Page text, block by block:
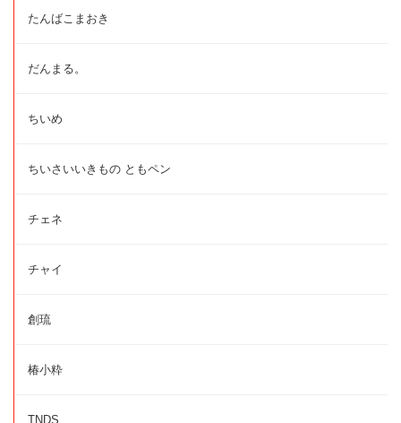
たんばこまおき
だんまる。
ちいめ
ちいさいいきもの ともペン
チェネ
チャイ
創琉
椿小粋
TNDS